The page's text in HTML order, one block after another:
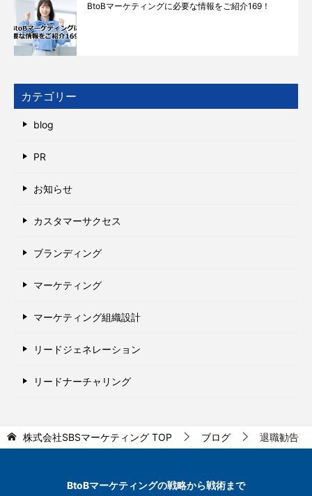
BtoBマーケティングに必要な情報をご紹介169！
カテゴリー
blog
PR
お知らせ
カスタマーサクセス
ブランディング
マーケティング
マーケティング組織設計
リードジェネレーション
リードナーチャリング
株式会社SBSマーケティング TOP ブログ 退職勧告
BtoBマーケティングの戦略から戦術まで